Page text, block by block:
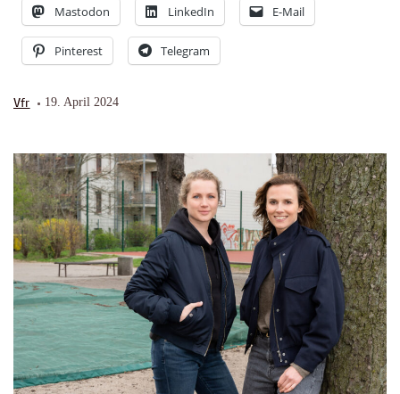
Mastodon LinkedIn E-Mail
Pinterest Telegram
Vfr 19. April 2024